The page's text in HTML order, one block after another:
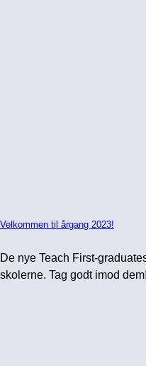
Velkommen til årgang 2023!
De nye Teach First-
skolerne. Tag godt imod dem!